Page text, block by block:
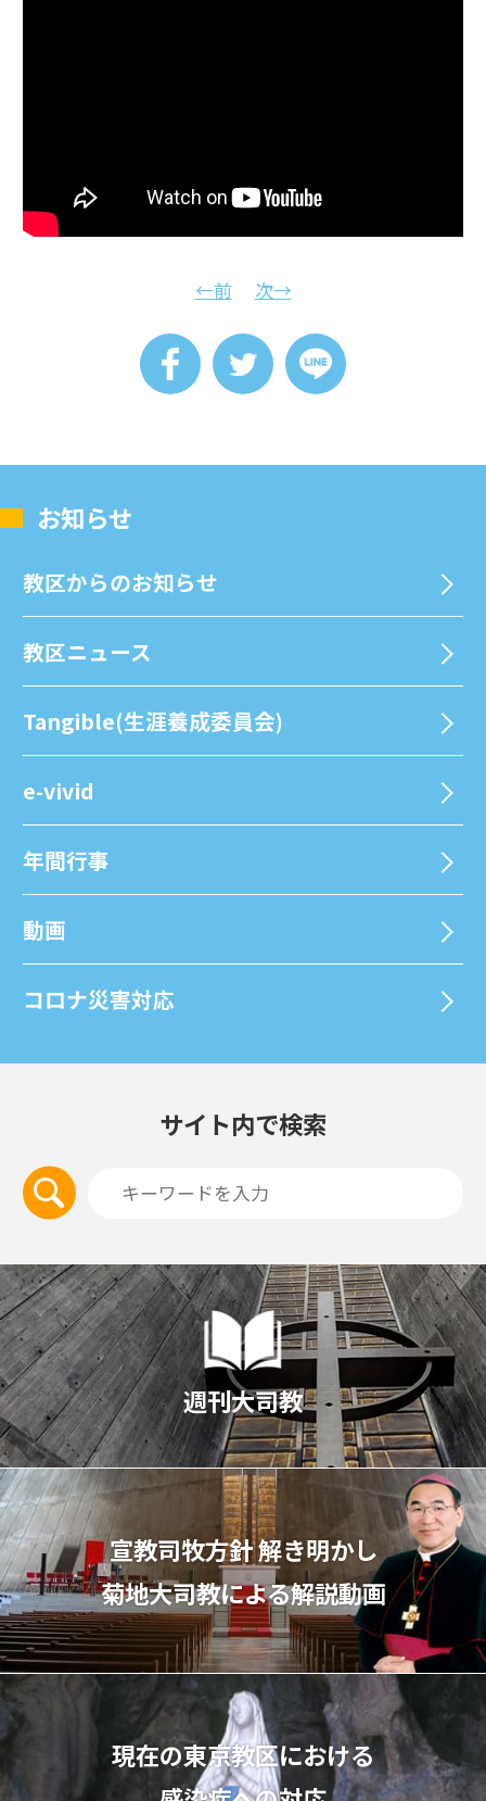
←前 次→
お知らせ
教区からのお知らせ
教区ニュース
Tangible(生涯養成委員会)
e-vivid
年間⾏事
動画
コロナ災害対応
サイト内で検索
週刊大司教
宣教司牧⽅針 解き明かし
菊地⼤司教による解説動画
現在の東京教区における